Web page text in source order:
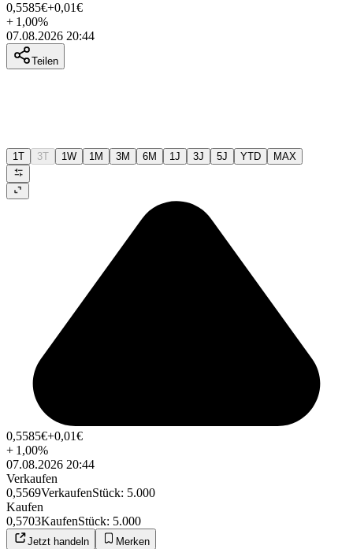
0,5585€+0,01€
+ 1,00%
07.08.2026 20:44
Teilen
1T 3T 1W 1M 3M 6M 1J 3J 5J YTD MAX
0,5585€+0,01€
+ 1,00%
07.08.2026 20:44
Verkaufen
0,5569VerkaufenStück: 5.000
Kaufen
0,5703KaufenStück: 5.000
Jetzt handeln Merken